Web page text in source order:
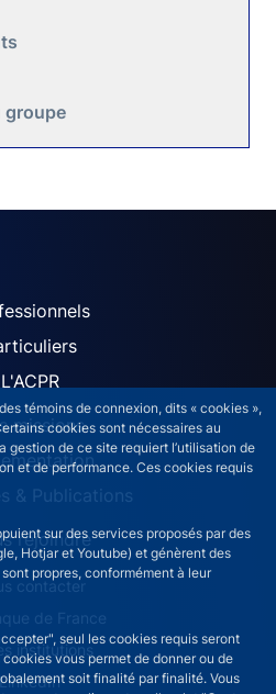
témoins de connexion, dits « cookies »,
cookies sont nécessaires au
gestion de ce site requiert l’utilisation de
et de performance. Ces cookies requis
sur des services proposés par des
Hotjar et Youtube) et génèrent des
propres, conformément à leur
seul les cookies requis seront
vous permet de donner ou de
soit finalité par finalité. Vous
groupe
L'ACPR
missions
& Publications
rejoindre
(French)
contacter
de France
institutions
LinkedIn